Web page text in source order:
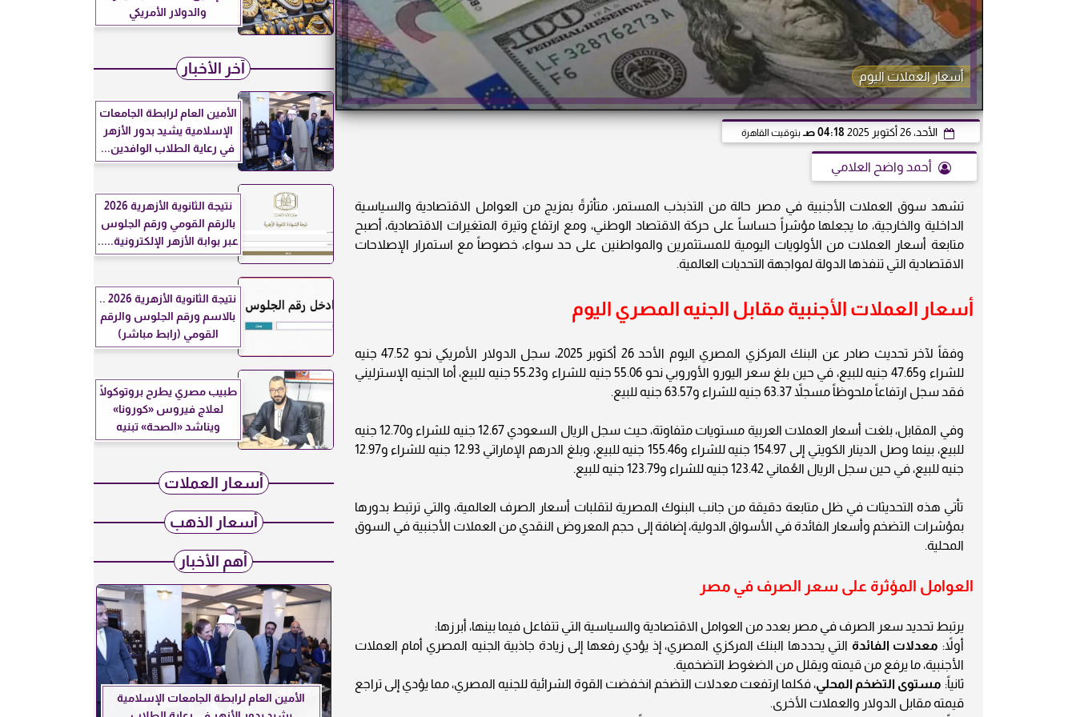
أسعار العملات اليوم
الأحد، 26 أكتوبر 2025 04:18 صـ بتوقيت القاهرة
أحمد واضح العلامي
تشهد سوق العملات الأجنبية في مصر حالة من التذبذب المستمر، متأثرةً بمزيج من العوامل الاقتصادية والسياسية
الداخلية والخارجية، ما يجعلها مؤشراً حساساً على حركة الاقتصاد الوطني، ومع ارتفاع وتيرة المتغيرات الاقتصادية، أصبح
متابعة أسعار العملات من الأولويات اليومية للمستثمرين والمواطنين على حد سواء، خصوصاً مع استمرار الإصلاحات
الاقتصادية التي تنفذها الدولة لمواجهة التحديات العالمية.
أسعار العملات الأجنبية مقابل الجنيه المصري اليوم
وفقاً لآخر تحديث صادر عن البنك المركزي المصري اليوم الأحد 26 أكتوبر 2025، سجل الدولار الأمريكي نحو 47.52 جنيه
للشراء و47.65 جنيه للبيع، في حين بلغ سعر اليورو الأوروبي نحو 55.06 جنيه للشراء و55.23 جنيه للبيع، أما الجنيه الإسترليني
فقد سجل ارتفاعاً ملحوظاً مسجلاً 63.37 جنيه للشراء و63.57 جنيه للبيع.
وفي المقابل، بلغت أسعار العملات العربية مستويات متفاوتة، حيث سجل الريال السعودي 12.67 جنيه للشراء و12.70 جنيه
للبيع، بينما وصل الدينار الكويتي إلى 154.97 جنيه للشراء و155.46 جنيه للبيع، وبلغ الدرهم الإماراتي 12.93 جنيه للشراء و12.97
جنيه للبيع، في حين سجل الريال العُماني 123.42 جنيه للشراء و123.79 جنيه للبيع.
تأتي هذه التحديثات في ظل متابعة دقيقة من جانب البنوك المصرية لتقلبات أسعار الصرف العالمية، والتي ترتبط بدورها
بمؤشرات التضخم وأسعار الفائدة في الأسواق الدولية، إضافة إلى حجم المعروض النقدي من العملات الأجنبية في السوق
المحلية.
العوامل المؤثرة على سعر الصرف في مصر
يرتبط تحديد سعر الصرف في مصر بعدد من العوامل الاقتصادية والسياسية التي تتفاعل فيما بينها، أبرزها:
أولاً: معدلات الفائدة التي يحددها البنك المركزي المصري، إذ يؤدي رفعها إلى زيادة جاذبية الجنيه المصري أمام العملات
الأجنبية، ما يرفع من قيمته ويقلل من الضغوط التضخمية.
ثانياً: مستوى التضخم المحلي، فكلما ارتفعت معدلات التضخم انخفضت القوة الشرائية للجنيه المصري، مما يؤدي إلى تراجع
قيمته مقابل الدولار والعملات الأخرى.
والدولار الأمريكي
آخر الأخبار
الأمين العام لرابطة الجامعات
الإسلامية يشيد بدور الأزهر
في رعاية الطلاب الوافدين...
نتيجة الثانوية الأزهرية 2026
بالرقم القومي ورقم الجلوس
عبر بوابة الأزهر الإلكترونية.....
نتيجة الثانوية الأزهرية 2026 ..
بالاسم ورقم الجلوس والرقم
القومي (رابط مباشر)
طبيب مصري يطرح بروتوكولًا
لعلاج فيروس «كورونا»
ويناشد «الصحة» تبنيه
أسعار العملات
أسعار الذهب
أهم الأخبار
الأمين العام لرابطة الجامعات الإسلامية